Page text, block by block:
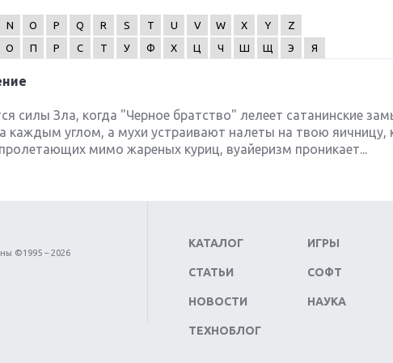
N O P Q R S T U V W X Y
Z
О П Р С Т У Ф Х Ц Ч Ш Щ Э Я
силы Зла, когда "Черное братство" лелеет сатанинские
каждым углом, а мухи устраивают налеты на твою яичницу,
мимо жареных куриц, вуайеризм проникает...
©1995 – 2026
КАТАЛОГ
СТАТЬИ
НОВОСТИ
ТЕХНОБЛОГ
ИГРЫ
СОФТ
НАУКА